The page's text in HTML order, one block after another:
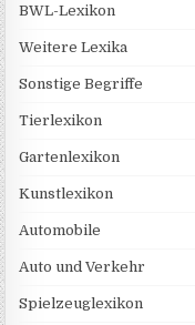
BWL-Lexikon
Weitere Lexika
Sonstige Begriffe
Tierlexikon
Gartenlexikon
Kunstlexikon
Automobile
Auto und Verkehr
Spielzeuglexikon